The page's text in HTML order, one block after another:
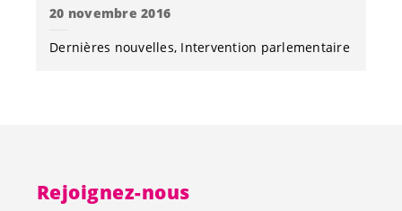
20 novembre 2016
Dernières nouvelles Intervention parlementaire
Rejoignez-nous